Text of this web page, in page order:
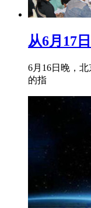
从6月17
6月16日晚，
的指